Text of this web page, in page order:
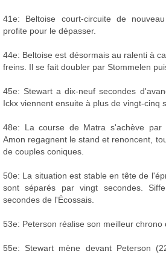
41e: Beltoise court-circuite de
profite pour le dépasser.
44e: Beltoise est désormais au ralenti à
freins. Il se fait doubler par Stommelen
45e: Stewart a dix-neuf secondes
Ickx viennent ensuite à plus de vingt-cinq
48e: La course de Matra s'achève par
Amon regagnent le stand et renoncent,
de couples coniques.
50e: La situation est stable en tête de
sont séparés par vingt secondes.
secondes de l'Écossais.
53e: Peterson réalise son meilleur chrono
55e: Stewart mène devant Peterson